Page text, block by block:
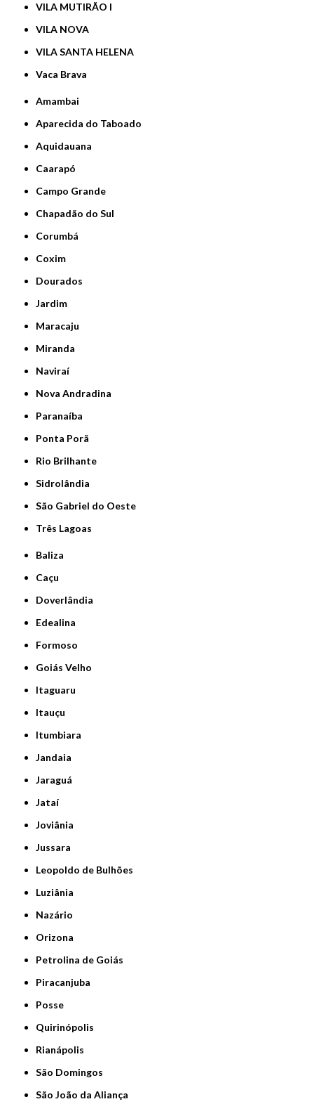
VILA MUTIRÃO I
VILA NOVA
VILA SANTA HELENA
Vaca Brava
Amambai
Aparecida do Taboado
Aquidauana
Caarapó
Campo Grande
Chapadão do Sul
Corumbá
Coxim
Dourados
Jardim
Maracaju
Miranda
Naviraí
Nova Andradina
Paranaíba
Ponta Porã
Rio Brilhante
Sidrolândia
São Gabriel do Oeste
Três Lagoas
Baliza
Caçu
Doverlândia
Edealina
Formoso
Goiás Velho
Itaguaru
Itauçu
Itumbiara
Jandaia
Jaraguá
Jataí
Joviânia
Jussara
Leopoldo de Bulhões
Luziânia
Nazário
Orizona
Petrolina de Goiás
Piracanjuba
Posse
Quirinópolis
Rianápolis
São Domingos
São João da Aliança